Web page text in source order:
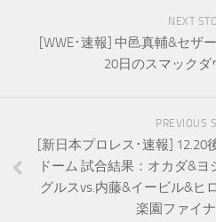
NEXT
[WWE･速報] 中邑真輔&セザ
20日のスマックダ
PREVIOUS
[新日本プロレス･速報] 12.20
ドーム 試合結果：オカダ&
グルスvs.内藤&イービル&ヒ
楽園ファイ